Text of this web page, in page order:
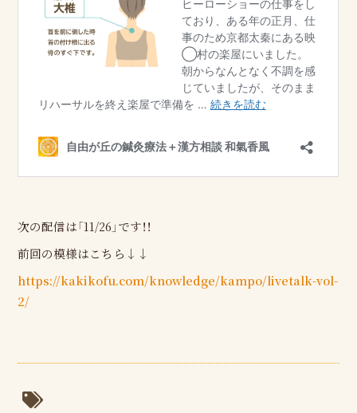
次の配信は「11/26」です！！
前回の模様はこちら↓↓
https://kakikofu.com/knowledge/kampo/livetalk-vol-
2/